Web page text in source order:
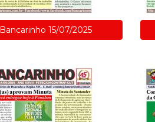
Bancarinho 15/07/2025